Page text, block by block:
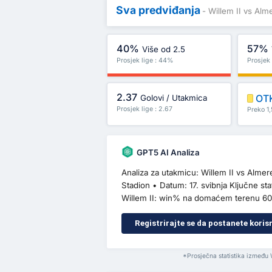
Sva predviđanja - Willem II vs
40% Više od 2.5
Prosjek lige : 44%
57%
2.37 Golovi / Utakmica
Prosjek lige : 2.67 Preko
GPT5 AI Analiza
Analiza za utakmicu: Willem II vs
Stadion • Datum: 17. svibnja Ključne
Willem II: win% na domaćem terenu
Registrirajte se da postanete
*Prosječna statistika između